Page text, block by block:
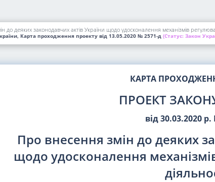
до деяких законодавчих актів України щодо удосконалення механізмів
Карта проходження проекту від 13.05.2020 № 2571-д (Статус: Закон
КАРТА
ПРОЕКТ
від 30.03.2020 р.
Про внесення змін до деяких
щодо удосконалення